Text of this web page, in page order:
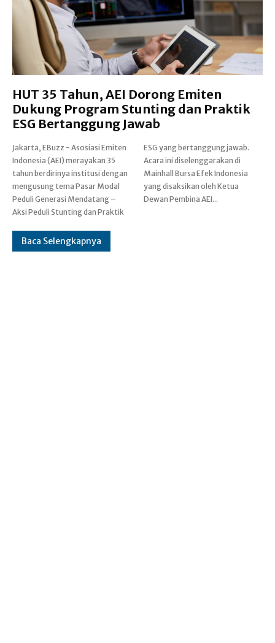
HUT 35 Tahun, AEI Dorong Emiten
Dukung Program Stunting dan Praktik
ESG Bertanggung Jawab
Jakarta, EBuzz - Asosiasi Emiten
Indonesia (AEI) merayakan 35
tahun berdirinya institusi dengan
mengusung tema Pasar Modal
Peduli Generasi Mendatang –
Aksi Peduli Stunting dan Praktik
ESG yang bertanggung jawab.
Acara ini diselenggarakan di
Mainhall Bursa Efek Indonesia
yang disaksikan oleh Ketua
Dewan Pembina AEI...
Baca Selengkapnya